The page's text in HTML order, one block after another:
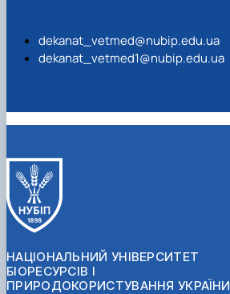
dekanat_vetmed@nubip.edu.ua
dekanat_vetmed1@nubip.edu.ua
НАЦІОНАЛЬНИЙ УНІВЕРСИТЕТ
БІОРЕСУРСІВ І
ПРИРОДОКОРИСТУВАННЯ УКРАЇНИ